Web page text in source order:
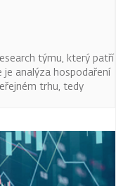
týmu, který patří
je analýza hospodaření
trhu, tedy